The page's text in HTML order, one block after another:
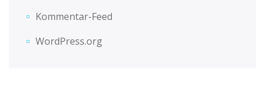
Kommentar-Feed
WordPress.org